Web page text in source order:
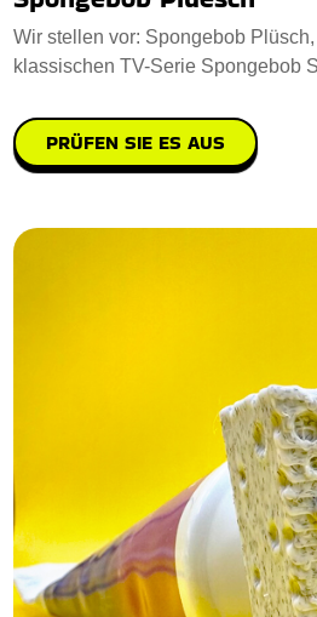
Wir stellen vor: Spongebob
klassischen TV-Serie Spongebob
PRÜFEN SIE ES AUS